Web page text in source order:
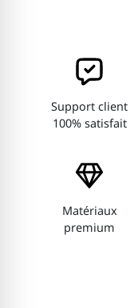
Support client
100% satisfait
Matériaux
premium